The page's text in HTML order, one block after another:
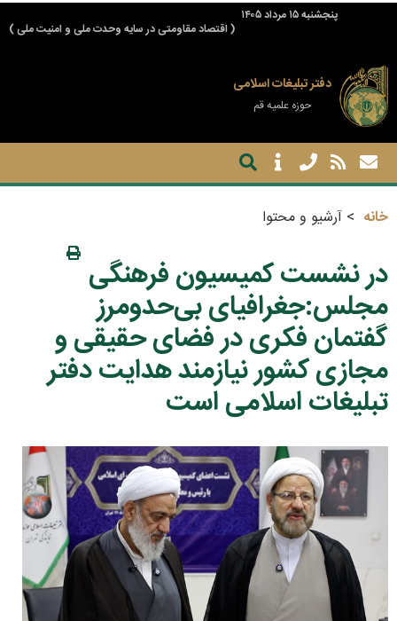
پنجشنبه ۱۵ مرداد ۱۴۰۵
( اقتصاد مقاومتی در سایه وحدت ملی و امنیت ملی )
دفتر تبلیغات اسلامی
حوزه علمیه قم
خانه آرشیو و محتوا
در نشست کمیسیون فرهنگی
مجلس:جغرافیای بی‌حدومرز
گفتمان فکری در فضای حقیقی و
مجازی کشور نیازمند هدایت دفتر
تبلیغات اسلامی است